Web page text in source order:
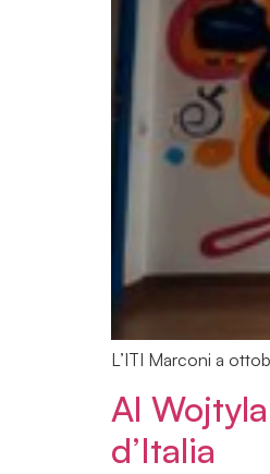
L’ITI Marconi a
Al
d’Italia